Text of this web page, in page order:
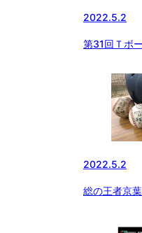
2022.5.2
第31回Ｔボ
2022.5.2
総の王者京